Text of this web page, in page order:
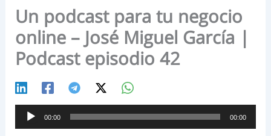
Un podcast para tu negocio
online – José Miguel García |
Podcast episodio 42
Reproductor
de
00:00 00:00